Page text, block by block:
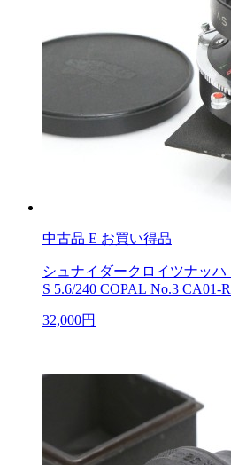
中古品 E お買い得品
シュナイダークロイツナッ
S 5.6/240 COPAL No.3 CA01-
32,000円